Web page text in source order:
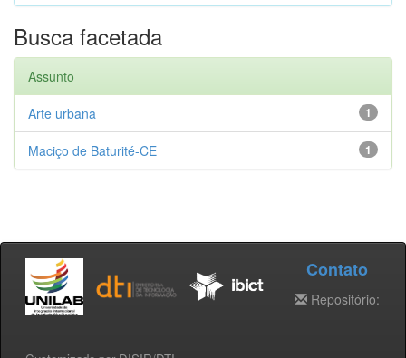
Busca facetada
Assunto
1
Arte urbana
1
Maciço de Baturité-CE
Contato
Repositório: